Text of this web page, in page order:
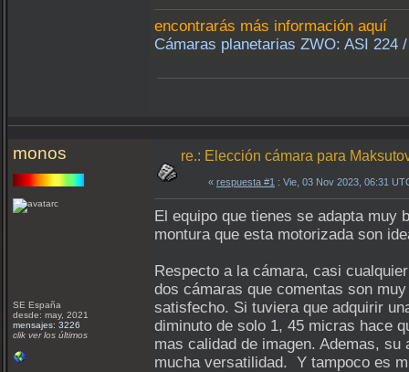
encontrarás más información aquí
Cámaras planetarias ZWO: ASI 224
monos
SE España
desde: may, 2021
mensajes: 3226
clik ver los últimos
re.: Elección cámara para
« respuesta #1 : Vie, 03 Nov 2023, 06:31
El equipo que tienes se adapta muy
montura que esta motorizada son
Respecto a la cámara, casi
dos cámaras que comentas son
satisfecho. Si tuviera que adquirir
diminuto de solo 1, 45 micras hace
mas calidad de imagen. Ademas,
mucha versatilidad. Y tampoco es